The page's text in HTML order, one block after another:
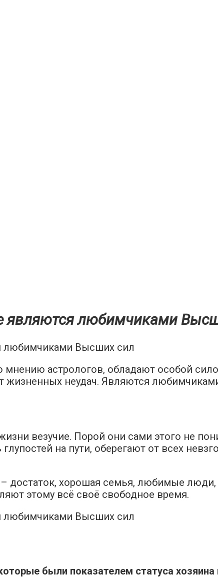
являются любимчиками
мнению астрологов, обладают особой
жизненных неудач. Являются
везучие. Порой они сами этого не
на пути, оберегают от всех
– достаток, хорошая семья, любимые
этому всё своё свободное время.
были показателем статуса хозяина